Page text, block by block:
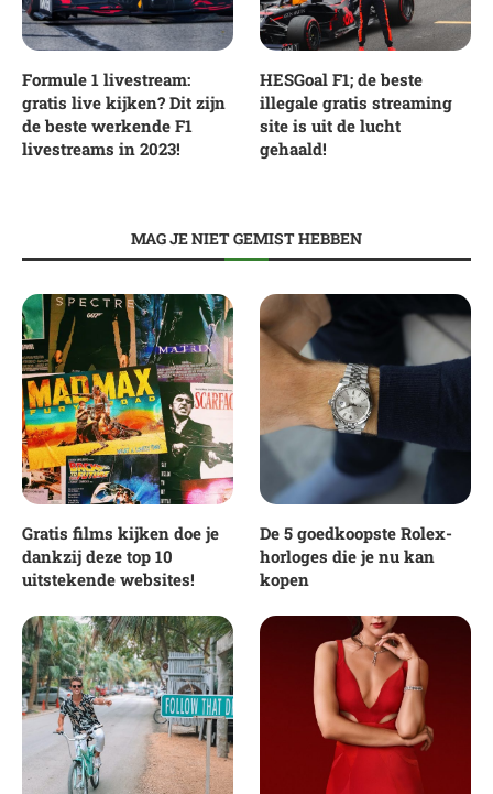
Formule 1 livestream:
gratis live kijken? Dit zijn
de beste werkende F1
livestreams in 2023!
HESGoal F1; de beste
illegale gratis streaming
site is uit de lucht
gehaald!
MAG JE NIET GEMIST HEBBEN
Gratis films kijken doe je
dankzij deze top 10
uitstekende websites!
De 5 goedkoopste Rolex-
horloges die je nu kan
kopen